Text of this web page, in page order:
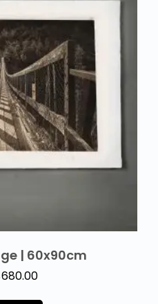
| 60x90cm
680.00